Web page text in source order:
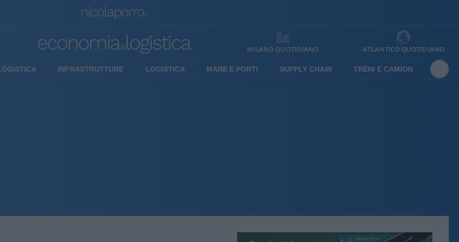
MILANO QUOTIDIANO ATLANTICO QUOTIDIANO
INFRASTRUTTURE LOGISTICA MARE E PORTI SUPPLY CHAIN TRENI E CAMION